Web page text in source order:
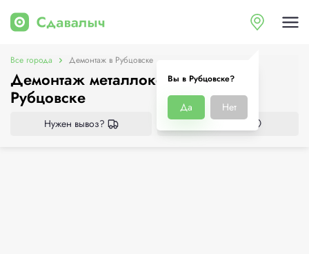
Вы в Рубцовске?
Да Нет
Все города Демонтаж в Рубцовске
Демонтаж металлоконструкций в
Рубцовске
Нужен вывоз? Все приёмки